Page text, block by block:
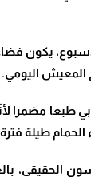
يكون
المعيش اليومي.
طبعا
الحمام طيلة
الحقيقي،